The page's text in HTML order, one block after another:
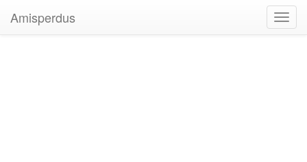
Amisperdus